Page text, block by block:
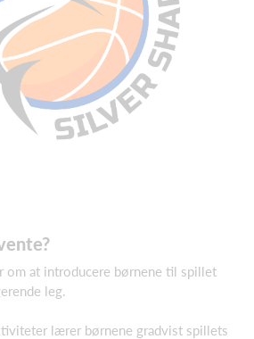
om at introducere børnene til spillet
leg.
lærer børnene gradvist spillets